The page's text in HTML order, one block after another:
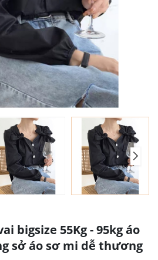
bigsize 55Kg - 95kg áo
sở áo sơ mi dễ thương